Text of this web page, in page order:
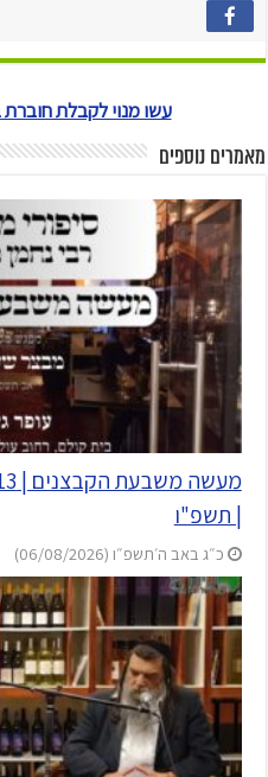
עשו מנוי לקבלת
מאמרים נוספים
| תשפ"ו
כ״ג באב ה׳תשפ״ו (06/08/2026)